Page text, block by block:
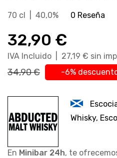
la
de
imágenes
70 cl | 40,0% 0 Reseña
32,90 €
IVA Incluido | 27,19 € sin
34,90 € -6%
Whisky,
En Minibar 24h, te